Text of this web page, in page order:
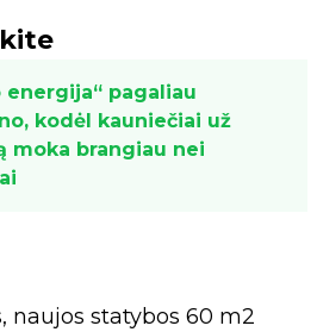
energija“ pagaliau
kodėl kauniečiai už
moka brangiau nei
naujos statybos 60 m2